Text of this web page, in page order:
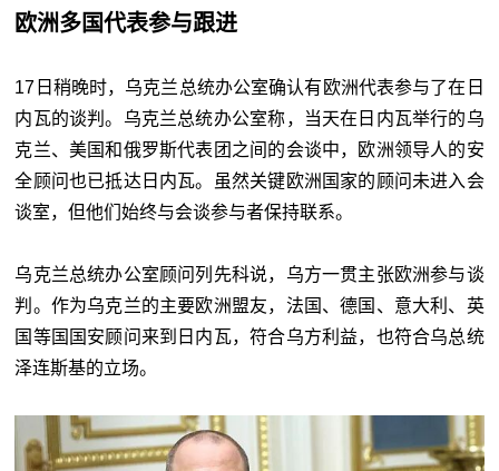
欧洲多国代表参与跟进
17日稍晚时，乌克兰总统办公室确认有欧洲代表参与了在日
内瓦的谈判。乌克兰总统办公室称，当天在日内瓦举行的乌
克兰、美国和俄罗斯代表团之间的会谈中，欧洲领导人的安
全顾问也已抵达日内瓦。虽然关键欧洲国家的顾问未进入会
谈室，但他们始终与会谈参与者保持联系。
乌克兰总统办公室顾问列先科说，乌方一贯主张欧洲参与谈
判。作为乌克兰的主要欧洲盟友，法国、德国、意大利、英
国等国国安顾问来到日内瓦，符合乌方利益，也符合乌总统
泽连斯基的立场。